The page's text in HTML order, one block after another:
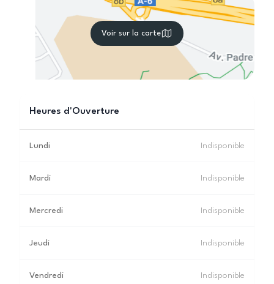
Voir sur la carte
Heures d'Ouverture
Lundi Indisponible
Mardi Indisponible
Mercredi Indisponible
Jeudi Indisponible
Vendredi Indisponible